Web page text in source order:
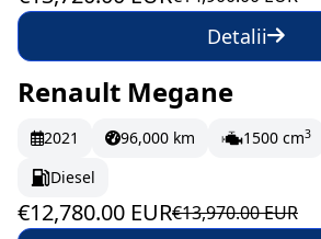
Detalii
În stoc 213 EUR/lună
Renault Megane
2021 96,000 km 1500 cm3
Diesel
€12,780.00 EUR€13,970.00 EUR